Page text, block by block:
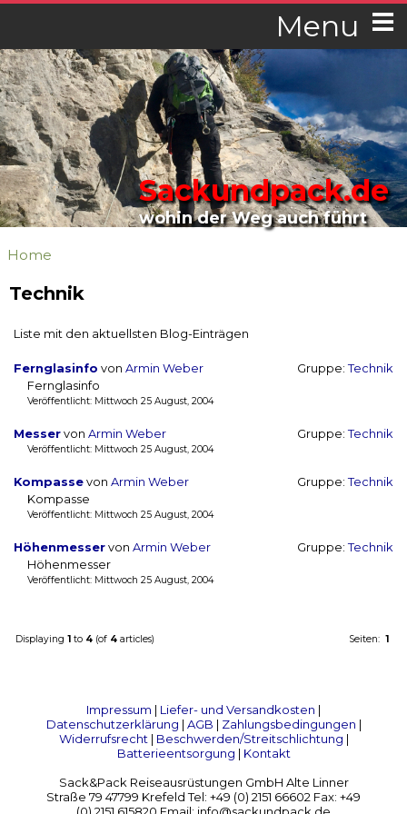
Menu
Sackundpack.de
wohin der Weg auch führt
Home
Technik
Liste mit den aktuellsten Blog-Einträgen
Fernglasinfo von Armin Weber Gruppe:Technik
Fernglasinfo
Veröffentlicht: Mittwoch 25 August, 2004
Messer von Armin Weber Gruppe:Technik
Veröffentlicht: Mittwoch 25 August, 2004
Kompasse von Armin Weber Gruppe:Technik
Kompasse
Veröffentlicht: Mittwoch 25 August, 2004
Höhenmesser von Armin Weber Gruppe:Technik
Höhenmesser
Veröffentlicht: Mittwoch 25 August, 2004
Displaying 1 to 4 (of 4 articles) Seiten: 1
Impressum | Liefer- und Versandkosten |
Datenschutzerklärung | AGB | Zahlungsbedingungen |
Widerrufsrecht| Beschwerden/Streitschlichtung |
Batterieentsorgung | Kontakt
Sack&Pack Reiseausrüstungen GmbH Alte Linner
Straße 79 47799 Krefeld Tel: +49 (0) 2151 66602 Fax: +49